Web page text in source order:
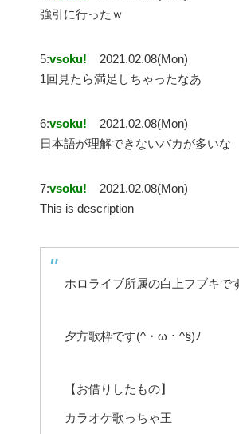
強引に行ったｗ
5:vsoku!
2021.02.08(Mon)
1回見たら満足しちゃったなあ
6:vsoku!
2021.02.08(Mon)
日本語が理解できないバカが多いな
7:vsoku!
2021.02.08(Mon)
This is description
ホロライブ所属の白上フブキで
夕方歌枠です(^・ω・^§)ﾉ
【お借りしたもの】
カラオケ歌っちゃ王